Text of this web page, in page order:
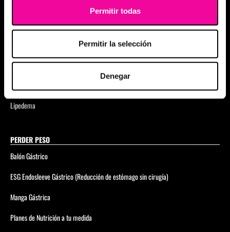
Permitir todas
Permitir la selección
Denegar
Blefaroplastia completa
Rinoplastia
Lipedema
PERDER PESO
Balón Gástrico
ESG Endosleeve Gástrico (Reducción de estómago sin cirugía)
Manga Gástrica
Planes de Nutrición a tu medida